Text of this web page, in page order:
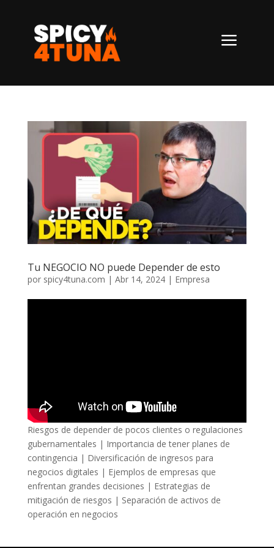
a
Tu NEGOCIO NO puede Depender de esto
por spicy4tuna.com | Abr 14, 2024| Empresa
Riesgos de depender de pocos clientes o regulaciones
gubernamentales | Importancia de tener planes de
contingencia | Diversificación de ingresos para
negocios digitales | Ejemplos de empresas que
enfrentan grandes decisiones | Estrategias de
mitigación de riesgos | Separación de activos de
operación en negocios